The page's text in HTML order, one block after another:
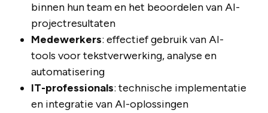
binnen hun team en het beoordelen van AI-
projectresultaten
Medewerkers: effectief gebruik van AI-
tools voor tekstverwerking, analyse en
automatisering
IT-professionals: technische implementatie
en integratie van AI-oplossingen